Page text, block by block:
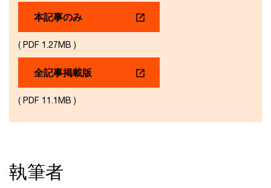
本記事のみ
( PDF 1.27MB )
全記事掲載版
( PDF 11.1MB )
執筆者